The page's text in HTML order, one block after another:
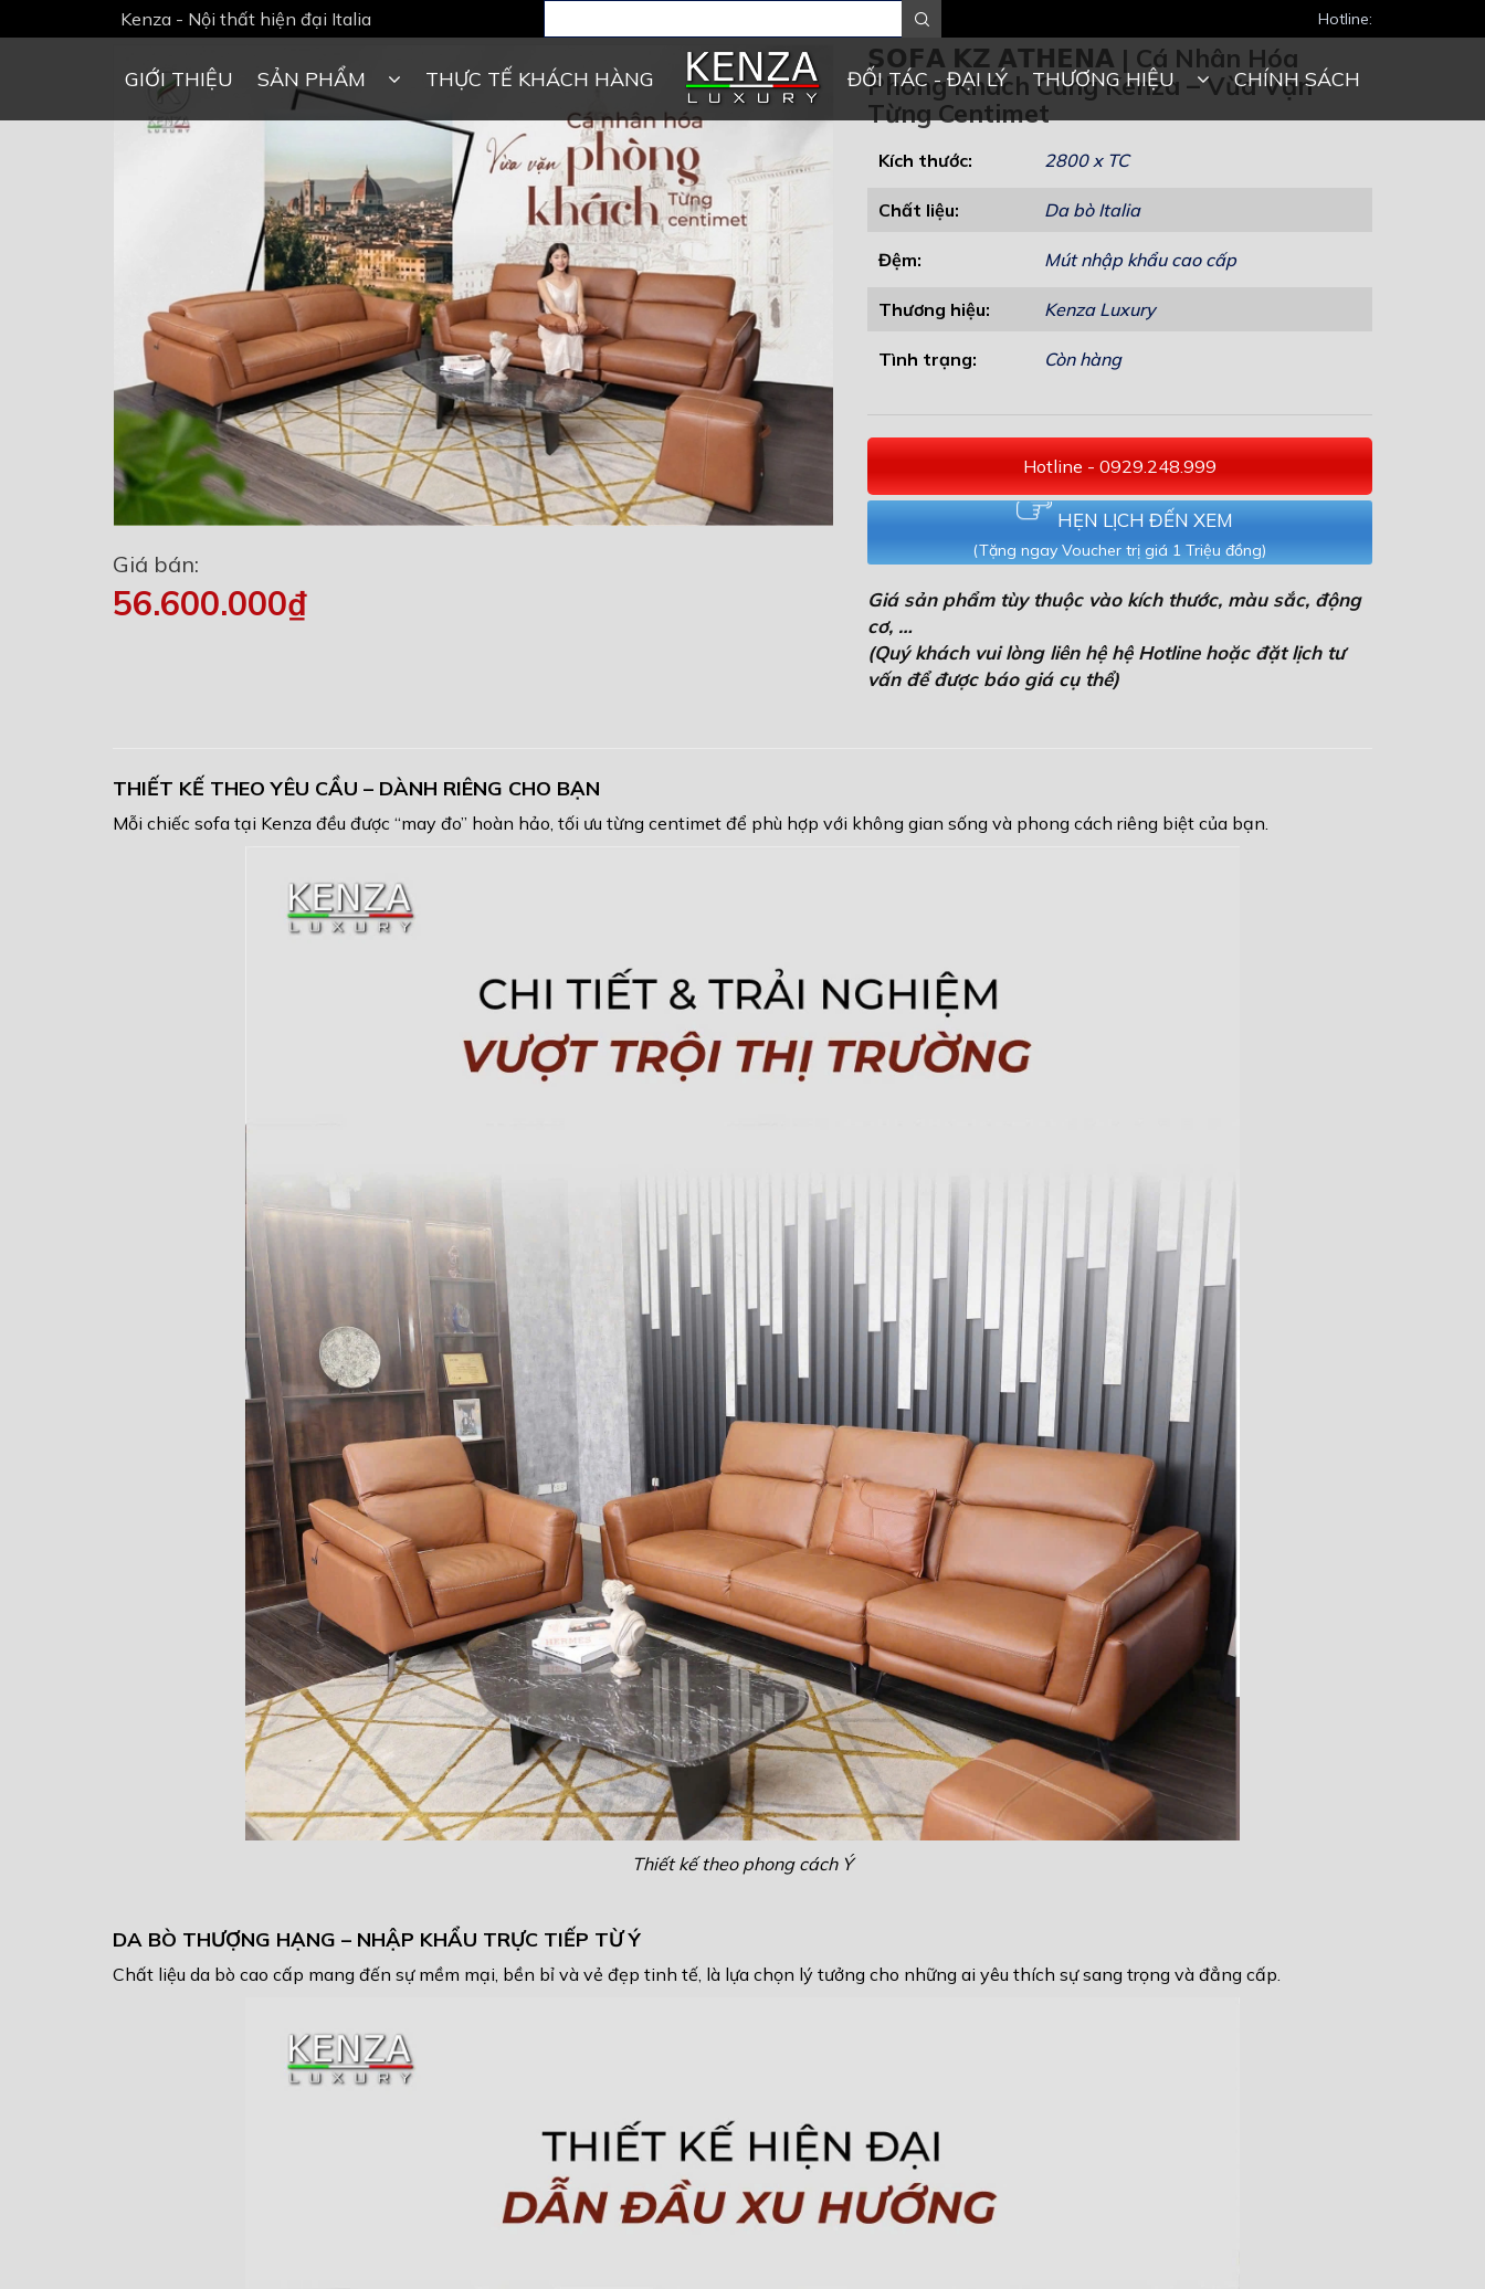
Kenza - Nội thất hiện đại Italia Hotline:
GIỚI THIỆU SẢN PHẨM THỰC TẾ KHÁCH HÀNG ĐỐI TÁC - ĐẠI LÝ THƯƠNG HIỆU CHÍNH SÁCH
Giá bán:
56.600.000₫
𝗦𝗢𝗙𝗔 𝗞𝗭 𝗔𝗧𝗛𝗘𝗡𝗔 | Cá Nhân Hóa
Phòng Khách Cùng Kenza – Vừa Vặn
Từng Centimet
Kích thước: 2800 x TC
Chất liệu: Da bò Italia
Đệm: Mút nhập khẩu cao cấp
Thương hiệu: Kenza Luxury
Tình trạng: Còn hàng
Hotline - 0929.248.999
HẸN LỊCH ĐẾN XEM
(Tặng ngay Voucher trị giá 1 Triệu đồng)
Giá sản phẩm tùy thuộc vào kích thước, màu sắc, động
cơ, …
(Quý khách vui lòng liên hệ hệ Hotline hoặc đặt lịch tư
vấn để được báo giá cụ thể)
THIẾT KẾ THEO YÊU CẦU – DÀNH RIÊNG CHO BẠN
Mỗi chiếc sofa tại Kenza đều được “may đo” hoàn hảo, tối ưu từng centimet để phù hợp với không gian sống và phong cách riêng biệt của bạn.
Thiết kế theo phong cách Ý
DA BÒ THƯỢNG HẠNG – NHẬP KHẨU TRỰC TIẾP TỪ Ý
Chất liệu da bò cao cấp mang đến sự mềm mại, bền bỉ và vẻ đẹp tinh tế, là lựa chọn lý tưởng cho những ai yêu thích sự sang trọng và đẳng cấp.